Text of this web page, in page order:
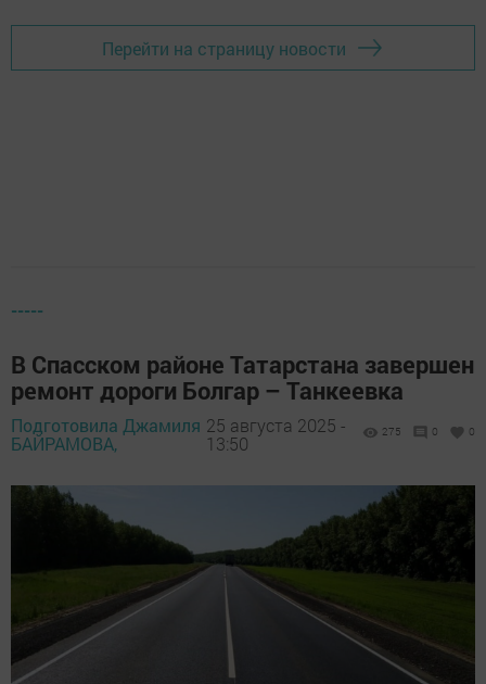
Перейти на страницу новости
-----
В Спасском районе Татарстана завершен
ремонт дороги Болгар – Танкеевка
Подготовила Джамиля
БАЙРАМОВА,
25 августа 2025 -
13:50
275 0 0